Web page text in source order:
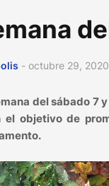
- octubre 29, 2020
del sábado 7
el objetivo de